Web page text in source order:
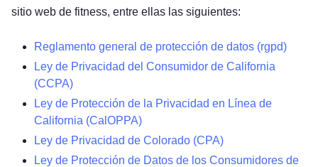
sitio web de fitness, entre ellas las siguientes:
Reglamento general de protección de datos (rgpd)
Ley de Privacidad del Consumidor de California
(CCPA)
Ley de Protección de la Privacidad en Línea de
California (CalOPPA)
Ley de Privacidad de Colorado (CPA)
Ley de Protección de Datos de los Consumidores de